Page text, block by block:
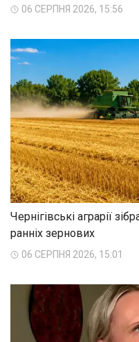
06 СЕРПНЯ 2026, 15:56
Чернігівські аграрії
ранніх зернових
06 СЕРПНЯ 2026, 15:01